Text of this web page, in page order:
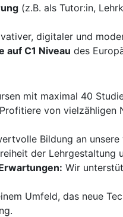
(z.B. als Tutor:in,
digitaler und
auf C1 Niveau des
mit maximal 40
Profitiere von vielzähligen
Bildung an
der
Wir
Umfeld, das neue